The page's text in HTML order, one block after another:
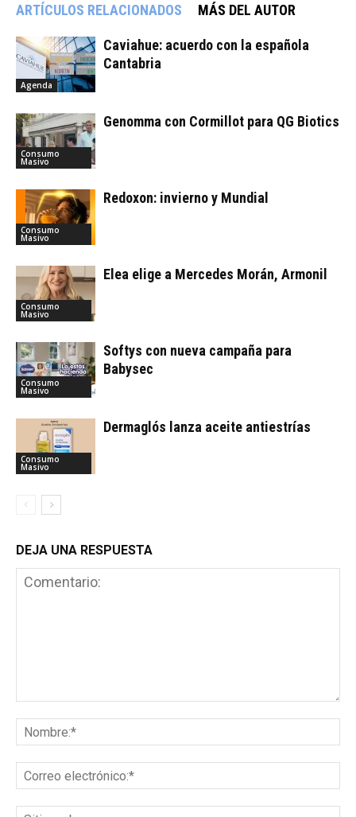
ARTÍCULOS RELACIONADOS MÁS DEL AUTOR
Agenda
Caviahue: acuerdo con la española
Cantabria
Consumo
Masivo
Genomma con Cormillot para QG Biotics
Consumo
Masivo
Redoxon: invierno y Mundial
Consumo
Masivo
Elea elige a Mercedes Morán, Armonil
Consumo
Masivo
Softys con nueva campaña para
Babysec
Consumo
Masivo
Dermaglós lanza aceite antiestrías
DEJA UNA RESPUESTA